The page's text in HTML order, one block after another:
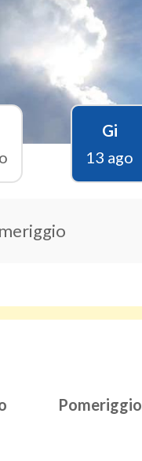
Gi
13 ago
Pomeriggio